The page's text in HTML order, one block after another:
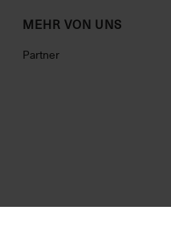
MEHR VON UNS
Partner